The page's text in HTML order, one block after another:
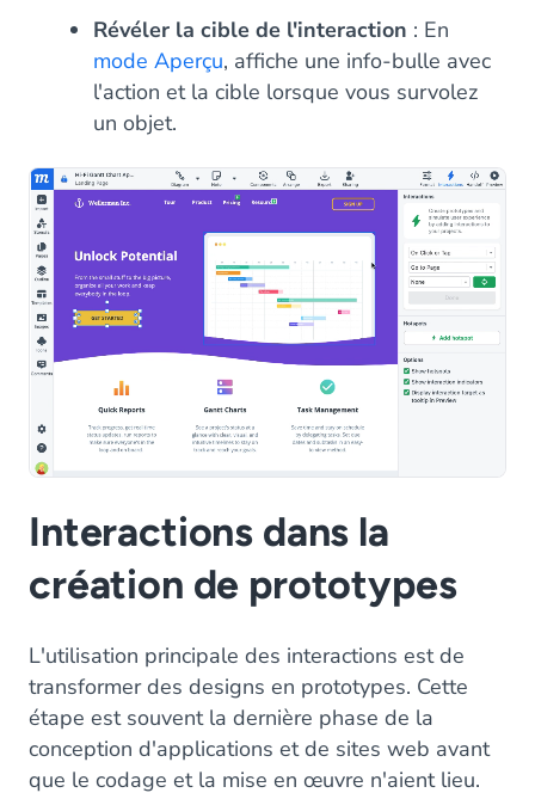
Révéler la cible de l'interaction : En
mode Aperçu, affiche une info-bulle avec
l'action et la cible lorsque vous survolez
un objet.
Interactions dans la
création de prototypes
L'utilisation principale des interactions est de
transformer des designs en prototypes. Cette
étape est souvent la dernière phase de la
conception d'applications et de sites web avant
que le codage et la mise en œuvre n'aient lieu.